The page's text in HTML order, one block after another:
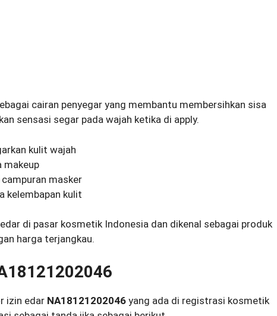
cairan penyegar yang membantu membersihkan sisa
sensasi segar pada wajah ketika di apply.
kulit wajah
makeup
masker
kelembapan kulit
di pasar kosmetik Indonesia dan dikenal sebagai produk
harga terjangkau.
izin edar NA18121202046 yang ada di registrasi kosmetik